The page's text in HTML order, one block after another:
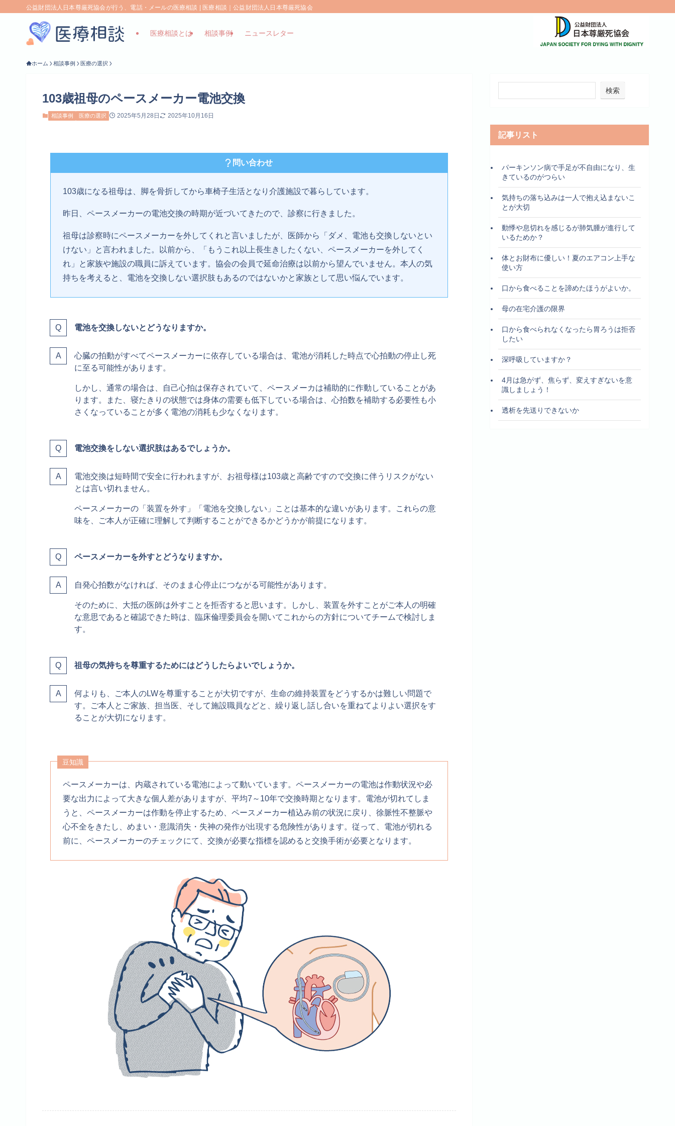
公益財団法人日本尊厳死協会が行う、電話・メールの医療相談 | 医療相談｜公益財団法人日本尊厳死協会
医療相談とは 相談事例 ニュースレター
ホーム 相談事例 医療の選択
103歳祖母のペースメーカー電池交換
相談事例 医療の選択 2025年5月28日 2025年10月16日
問い合わせ
103歳になる祖母は、脚を骨折してから車椅子生活となり介護施設で暮らしています。
昨日、ペースメーカーの電池交換の時期が近づいてきたので、診察に行きました。
祖母は診察時にペースメーカーを外してくれと言いましたが、医師から「ダメ、電池も交換しないとい
けない」と言われました。以前から、「もうこれ以上長生きしたくない、ペースメーカーを外してく
れ」と家族や施設の職員に訴えています。協会の会員で延命治療は以前から望んでいません。本人の気
持ちを考えると、電池を交換しない選択肢もあるのではないかと家族として思い悩んでいます。
電池を交換しないとどうなりますか。
心臓の拍動がすべてペースメーカーに依存している場合は、電池が消耗した時点で心拍動の停止し死
に至る可能性があります。
しかし、通常の場合は、自己心拍は保存されていて、ペースメーカは補助的に作動していることがあ
ります。また、寝たきりの状態では身体の需要も低下している場合は、心拍数を補助する必要性も小
さくなっていることが多く電池の消耗も少なくなります。
電池交換をしない選択肢はあるでしょうか。
電池交換は短時間で安全に行われますが、お祖母様は103歳と高齢ですので交換に伴うリスクがない
とは言い切れません。
ペースメーカーの「装置を外す」「電池を交換しない」ことは基本的な違いがあります。これらの意
味を、ご本人が正確に理解して判断することができるかどうかが前提になります。
ペースメーカーを外すとどうなりますか。
自発心拍数がなければ、そのまま心停止につながる可能性があります。
そのために、大抵の医師は外すことを拒否すると思います。しかし、装置を外すことがご本人の明確
な意思であると確認できた時は、臨床倫理委員会を開いてこれからの方針についてチームで検討しま
す。
祖母の気持ちを尊重するためにはどうしたらよいでしょうか。
何よりも、ご本人のLWを尊重することが大切ですが、生命の維持装置をどうするかは難しい問題で
す。ご本人とご家族、担当医、そして施設職員などと、繰り返し話し合いを重ねてよりよい選択をす
ることが大切になります。
豆知識
ペースメーカーは、内蔵されている電池によって動いています。ペースメーカーの電池は作動状況や必
要な出力によって大きな個人差がありますが、平均7～10年で交換時期となります。電池が切れてしま
うと、ペースメーカーは作動を停止するため、ペースメーカー植込み前の状況に戻り、徐脈性不整脈や
心不全をきたし、めまい・意識消失・失神の発作が出現する危険性があります。従って、電池が切れる
前に、ペースメーカーのチェックにて、交換が必要な指標を認めると交換手術が必要となります。
検索
記事リスト
パーキンソン病で手足が不自由になり、生
きているのがつらい
気持ちの落ち込みは一人で抱え込まないこ
とが大切
動悸や息切れを感じるが肺気腫が進行して
いるためか？
体とお財布に優しい！夏のエアコン上手な
使い方
口から食べることを諦めたほうがよいか。
母の在宅介護の限界
口から食べられなくなったら胃ろうは拒否
したい
深呼吸していますか？
4月は急がず、焦らず、変えすぎないを意
識しましょう！
透析を先送りできないか